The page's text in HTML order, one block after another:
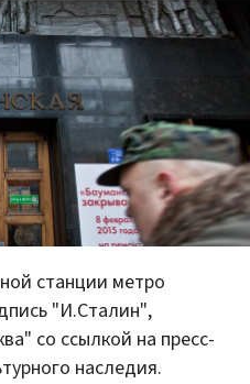
станции метро
"И.Сталин",
со ссылкой на пресс-
наследия.